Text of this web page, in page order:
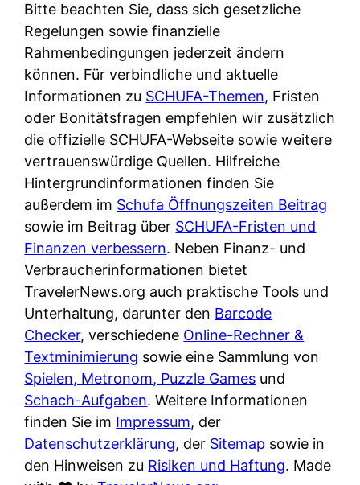
t
e
n
M
I
R
?
u
w
i
t
e
e
t
s
i
e
r
i
v
a
t
e
n
K
ü
c
h
e
n
t
i
s
c
h
e
n
d
e
Bitte beachten Sie, dass sich gesetzliche
Regelungen sowie finanzielle
Rahmenbedingungen jederzeit ändern
können. Für verbindliche und aktuelle
Informationen zu SCHUFA-Themen, Fristen
oder Bonitätsfragen empfehlen wir zusätzlich
die offizielle SCHUFA-Webseite sowie weitere
vertrauenswürdige Quellen. Hilfreiche
Hintergrundinformationen finden Sie
außerdem im Schufa Öffnungszeiten Beitrag
sowie im Beitrag über SCHUFA-Fristen und
Finanzen verbessern. Neben Finanz- und
Verbraucherinformationen bietet
TravelerNews.org auch praktische Tools und
Unterhaltung, darunter den Barcode
Checker, verschiedene Online-Rechner &
Textminimierung sowie eine Sammlung von
Spielen, Metronom, Puzzle Games und
Schach-Aufgaben. Weitere Informationen
finden Sie im Impressum, der
Datenschutzerklärung, der Sitemap sowie in
den Hinweisen zu Risiken und Haftung. Made